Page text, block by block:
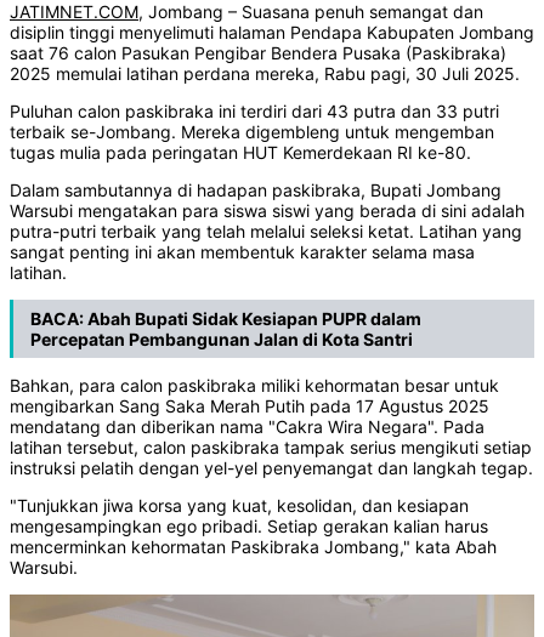
JATIMNET.COM, Jombang – Suasana penuh semangat dan
disiplin tinggi menyelimuti halaman Pendapa Kabupaten Jombang
saat 76 calon Pasukan Pengibar Bendera Pusaka (Paskibraka)
2025 memulai latihan perdana mereka, Rabu pagi, 30 Juli 2025.
Puluhan calon paskibraka ini terdiri dari 43 putra dan 33 putri
terbaik se-Jombang. Mereka digembleng untuk mengemban
tugas mulia pada peringatan HUT Kemerdekaan RI ke-80.
Dalam sambutannya di hadapan paskibraka, Bupati Jombang
Warsubi mengatakan para siswa siswi yang berada di sini adalah
putra-putri terbaik yang telah melalui seleksi ketat. Latihan yang
sangat penting ini akan membentuk karakter selama masa
latihan.
BACA:Abah Bupati Sidak Kesiapan PUPR dalam
Percepatan Pembangunan Jalan di Kota Santri
Bahkan, para calon paskibraka miliki kehormatan besar untuk
mengibarkan Sang Saka Merah Putih pada 17 Agustus 2025
mendatang dan diberikan nama "Cakra Wira Negara". Pada
latihan tersebut, calon paskibraka tampak serius mengikuti setiap
instruksi pelatih dengan yel-yel penyemangat dan langkah tegap.
"Tunjukkan jiwa korsa yang kuat, kesolidan, dan kesiapan
mengesampingkan ego pribadi. Setiap gerakan kalian harus
mencerminkan kehormatan Paskibraka Jombang," kata Abah
Warsubi.